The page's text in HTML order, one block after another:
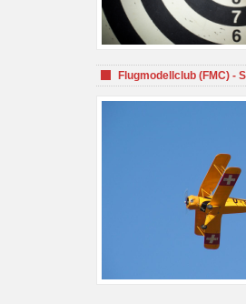
Flugmodellclub (FMC) -